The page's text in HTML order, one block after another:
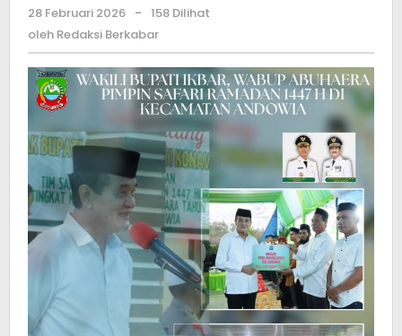
28 Februari 2026 oleh
Redaksi
-
158 Dilihat
oleh Redaksi Berkabar